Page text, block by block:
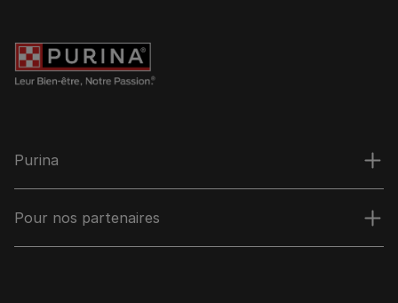
Purina
Pour nos partenaires